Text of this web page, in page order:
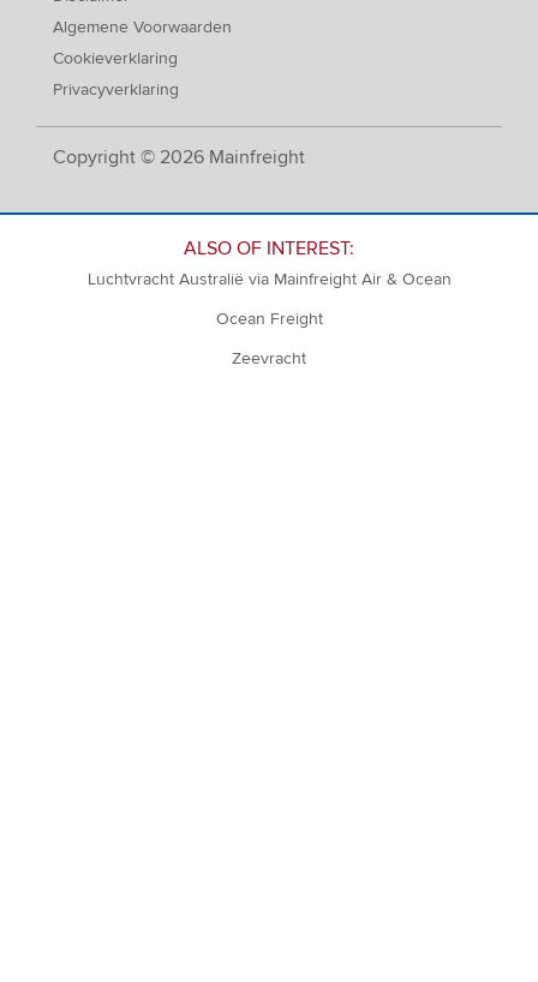
Copyright © 2026 Mainfreight
Algemene Voorwaarden
Cookieverklaring
Privacyverklaring
ALSO OF INTEREST:
Luchtvracht Australië via Mainfreight Air & Ocean
Ocean Freight
Zeevracht